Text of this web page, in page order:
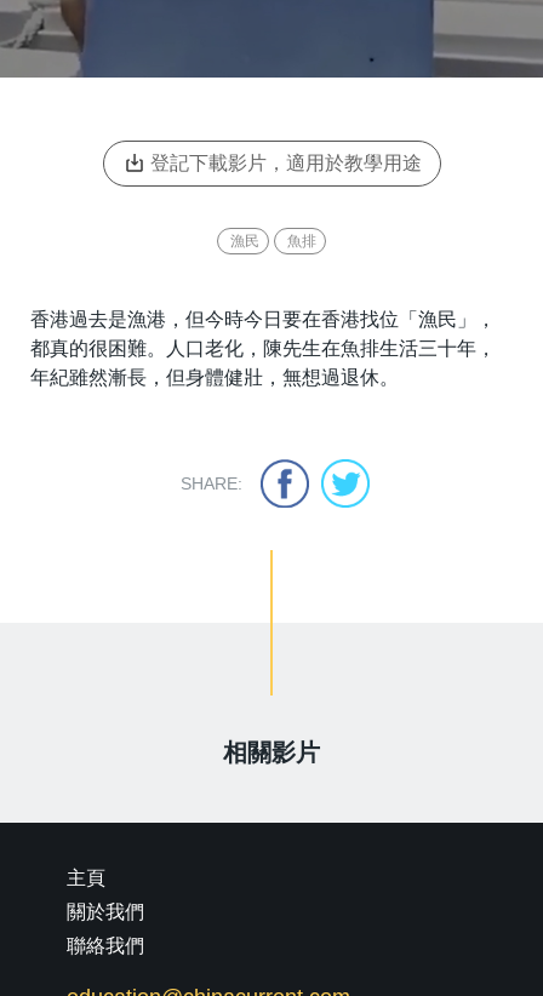
登記下載影片，適用於教學用途
漁民 魚排
香港過去是漁港，但今時今日要在香港找位「漁民」，
都真的很困難。人口老化，陳先生在魚排生活三十年，
年紀雖然漸長，但身體健壯，無想過退休。
SHARE:
相關影片
主頁
關於我們
聯絡我們